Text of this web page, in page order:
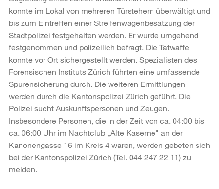
konnte im Lokal von mehreren Türstehern überwältigt und
bis zum Eintreffen einer Streifenwagenbesatzung der
Stadtpolizei festgehalten werden. Er wurde umgehend
festgenommen und polizeilich befragt. Die Tatwaffe
konnte vor Ort sichergestellt werden. Spezialisten des
Forensischen Instituts Zürich führten eine umfassende
Spurensicherung durch. Die weiteren Ermittlungen
werden durch die Kantonspolizei Zürich geführt. Die
Polizei sucht Auskunftspersonen und Zeugen.
Insbesondere Personen, die in der Zeit von ca. 04:00 bis
ca. 06:00 Uhr im Nachtclub „Alte Kaserne" an der
Kanonengasse 16 im Kreis 4 waren, werden gebeten sich
bei der Kantonspolizei Zürich (Tel. 044 247 22 11) zu
melden.